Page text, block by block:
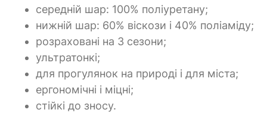
середній шар: 100% поліуретану;
нижній шар: 60% віскози і 40% поліаміду;
розраховані на 3 сезони;
ультратонкі;
для прогулянок на природі і для міста;
ергономічні і міцні;
стійкі до зносу.